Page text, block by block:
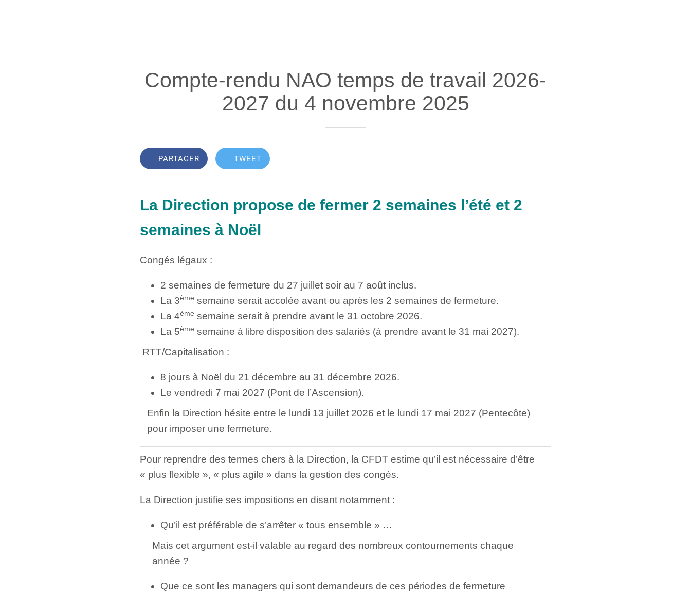
Compte-rendu NAO temps de travail 2026-
2027 du 4 novembre 2025
PARTAGER TWEET
La Direction propose de fermer 2 semaines l’été et 2
semaines à Noël
Congés légaux :
2 semaines de fermeture du 27 juillet soir au 7 août inclus.
La 3ème semaine serait accolée avant ou après les 2 semaines de fermeture.
La 4ème semaine serait à prendre avant le 31 octobre 2026.
La 5ème semaine à libre disposition des salariés (à prendre avant le 31 mai 2027).
RTT/Capitalisation :
8 jours à Noël du 21 décembre au 31 décembre 2026.
Le vendredi 7 mai 2027 (Pont de l’Ascension).
Enfin la Direction hésite entre le lundi 13 juillet 2026 et le lundi 17 mai 2027 (Pentecôte)
pour imposer une fermeture.
Pour reprendre des termes chers à la Direction, la CFDT estime qu’il est nécessaire d’être
« plus flexible », « plus agile » dans la gestion des congés.
La Direction justifie ses impositions en disant notamment :
Qu’il est préférable de s’arrêter « tous ensemble » …
Mais cet argument est-il valable au regard des nombreux contournements chaque
année ?
Que ce sont les managers qui sont demandeurs de ces périodes de fermeture